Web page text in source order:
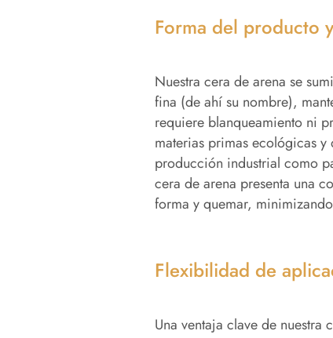
Forma del producto
Nuestra cera de arena se
fina (de ahí su nombre),
requiere blanqueamiento ni
materias primas ecológicas
producción industrial como
cera de arena presenta una
forma y quemar,
Flexibilidad de
Una ventaja clave de